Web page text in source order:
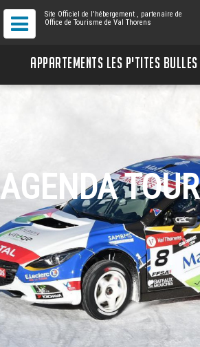
Site Officiel de l'hébergement , partenaire de
Office de Tourisme de Val Thorens
APPARTEMENTS LES P'TITES
AGENDA